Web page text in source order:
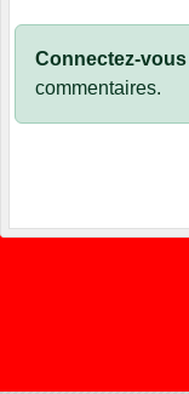
Connectez-vous
commentaires.